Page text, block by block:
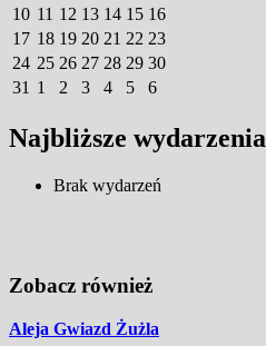
10 11 12 13 14 15 16
17 18 19 20 21 22 23
24 25 26 27 28 29 30
31 1 2 3 4 5 6
Najbliższe wydarzenia
Brak wydarzeń
Zobacz również
Aleja Gwiazd Żużla